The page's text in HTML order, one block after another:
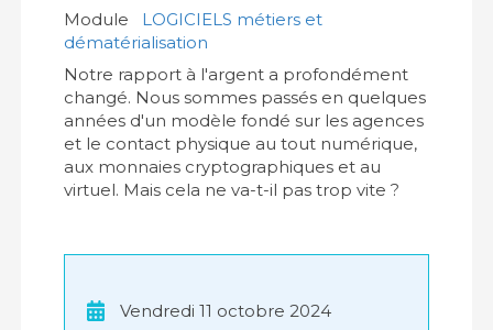
Module
LOGICIELS métiers et
dématérialisation
Notre rapport à l'argent a profondément
changé. Nous sommes passés en quelques
années d'un modèle fondé sur les agences
et le contact physique au tout numérique,
aux monnaies cryptographiques et au
virtuel. Mais cela ne va-t-il pas trop vite ?
Vendredi 11 octobre 2024